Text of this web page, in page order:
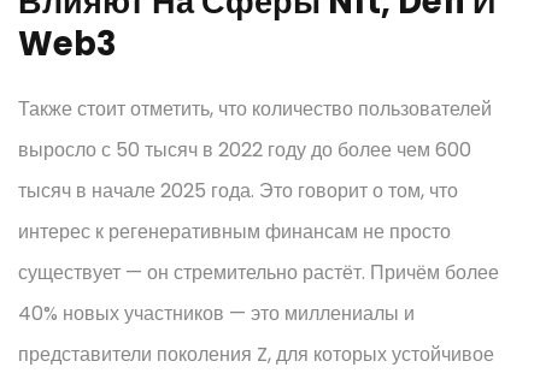
Web3
Также стоит отметить, что количество пользователей
выросло с 50 тысяч в 2022 году до более чем 600
тысяч в начале 2025 года. Это говорит о том, что
интерес к регенеративным финансам не просто
существует — он стремительно растёт. Причём более
40% новых участников — это миллениалы и
представители поколения Z, для которых устойчивое